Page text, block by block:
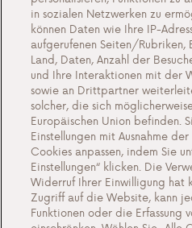
Unser Angebot
Gas in Tanks
Gas in Flaschen
in sozialen Netzwerken zu
können Daten wie Ihre IP-
aufgerufenen Seiten/
Land, Daten, Anzahl der
und Ihre Interaktionen mit der
sowie an Drittpartner
solcher, die sich
Europäischen Union befinden.
Einstellungen mit Ausnahme
Cookies anpassen, indem Sie
Einstellungen“ klicken. Die
Widerruf Ihrer Einwilligung hat
Zugriff auf die Website, kann
Funktionen oder die Erfassung